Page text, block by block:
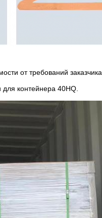
от требований заказчика.
контейнера 40HQ.